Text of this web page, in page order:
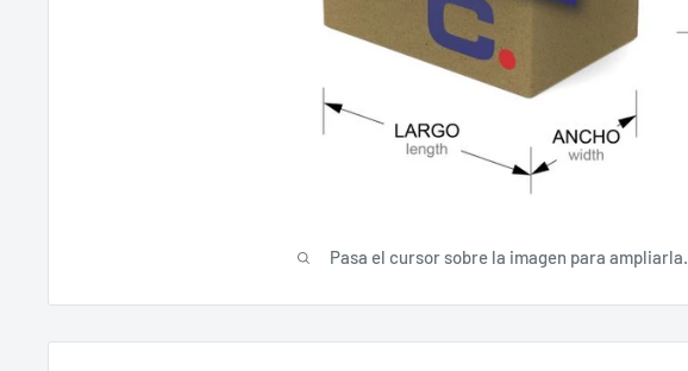
Pasa el cursor sobre la imagen para ampliarla.